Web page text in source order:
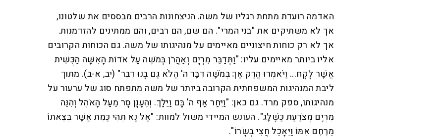
האדמה רועדת מתחת רגליו של משה. הניצחונות הרבים מבססים את שלטונו,
אך לא משתיקים את "בני המרי". הם שם, הם רבים, והם ממתינים להזדמנות.
אך לא רק כוחות חיצוניים מאיימים על מנהיגותו של משה. גם הכוחות הקרובים
אליו ביותר מאיימים עליו: "וַתְּדַבֵּר מִרְיָם וְאַהֲרֹן בְּמֹשֶׁה עַל אֹדוֹת הָאִשָּׁה הַכֻּשִׁית
אֲשֶׁר לָקָח... וַיֹּאמְרוּ הֲרַק אַךְ בְּמֹשֶׁה דִּבֶּר ה' הֲלֹא גַּם בָּנוּ דִבֵּר" (יב, א-ב). מתוך
ליבת המנהיגות המשפחתית הקרובה ביותר של משה מתפתח סוג של ערעור על
מנהיגותו, ספק מרד. גם כאן: "וַיִּחַר אַף ה' בָּם וַיֵּלַךְ. וְהֶעָנָן סָר מֵעַל הָאֹהֶל וְהִנֵּה
מִרְיָם מְצֹרַעַת כַּשָׁלֶג". העונש המיידי משול למוות: "אַל נָא תְהִי כַּמֵּת אֲשֶׁר בְּצֵאתוֹ
מֵרֶחֶם אִמּוֹ וַיֵּאָכֵל חֲצִי בְשָׂרוֹ".